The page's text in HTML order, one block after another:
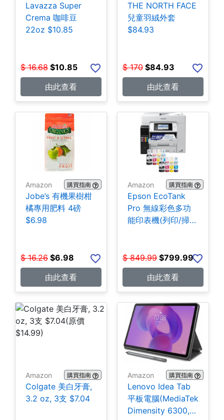
Lavazza Super
Crema 咖啡豆
22oz $10.85
$ 16.68 $10.85
由此查看
THE NORTH FACE
兒童羽絨外套
$84.93
$ 170 $84.93
由此查看
Amazon 購買指南
Jobe’s 有機果樹柑
橘專用肥料 4磅
$6.98
$ 16.26 $6.98
由此查看
Amazon 購買指南
Epson EcoTank
Pro 無線彩色多功
能印表機(列印/掃
$ 849.99 $799.99
由此查看
Amazon 購買指南
Colgate 美白牙膏,
3.2 oz, 3支 $7.04
Amazon 購買指南
Lenovo Idea Tab
平板電腦(MediaTek
Dimensity 6300,